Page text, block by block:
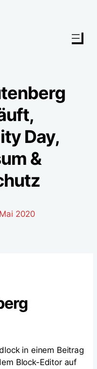
Day,
&
2020
in einem Beitrag
Block-Editor auf